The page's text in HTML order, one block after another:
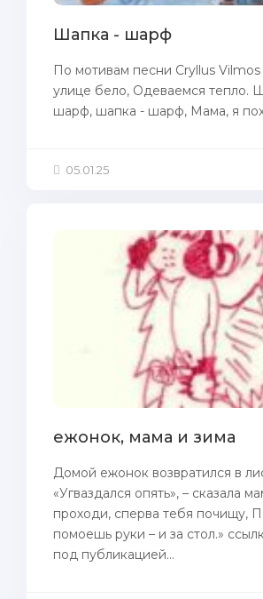
Шапка - шарф
По мотивам песни Cryllus Vilmos
улице бело, Одеваемся тепло.
шарф, шапка - шарф, Мама, я
05.01.25
ежонок, мама и зима
Домой ежонок возвратился в
«Угваздался опять», – сказала
проходи, сперва тебя почищу,
помоешь руки – и за стол.»
под публикацией...